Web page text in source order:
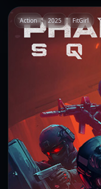
Action 2025 FitGirl